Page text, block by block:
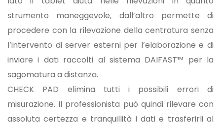
strumento maneggevole, dall’altro permette di
procedere con la rilevazione della centratura senza
l’intervento di server esterni per l’elaborazione e di
inviare i dati raccolti al sistema DAIFAST™ per la
sagomatura a distanza.
CHECK PAD elimina tutti i possibili errori di
misurazione. Il professionista può quindi rilevare con
assoluta certezza e tranquillità i dati e trasferirli al